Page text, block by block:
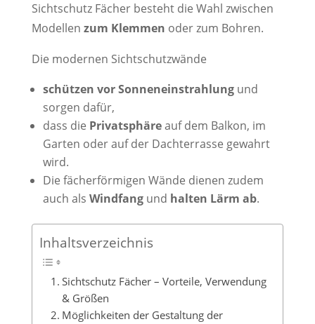
Sichtschutz Fächer besteht die Wahl zwischen
Modellen zum Klemmen oder zum Bohren.
Die modernen Sichtschutzwände
schützen vor Sonneneinstrahlungund
sorgen dafür,
dass die Privatsphäreauf dem Balkon, im
Garten oder auf der Dachterrasse gewahrt
wird.
Die fächerförmigen Wände dienen zudem
auch als Windfang und halten Lärm ab.
Inhaltsverzeichnis
Sichtschutz Fächer – Vorteile, Verwendung
& Größen
Möglichkeiten der Gestaltung der